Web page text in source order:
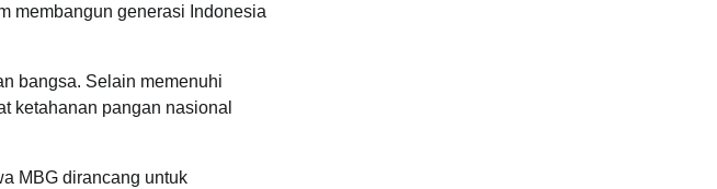
membangun generasi Indonesia
bangsa. Selain memenuhi
ketahanan pangan nasional
MBG dirancang untuk